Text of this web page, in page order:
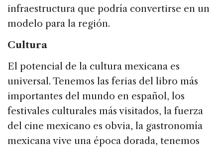
infraestructura que podría convertirse en un
modelo para la región.
Cultura
El potencial de la cultura mexicana es
universal. Tenemos las ferias del libro más
importantes del mundo en español, los
festivales culturales más visitados, la fuerza
del cine mexicano es obvia, la gastronomía
mexicana vive una época dorada, tenemos